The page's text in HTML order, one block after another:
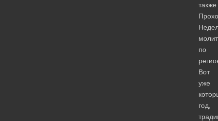
также
по
Вот
уже
год,